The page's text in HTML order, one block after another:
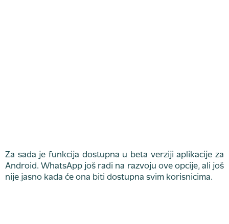
Za sada je funkcija dostupna u beta verziji aplikacije za
Android. WhatsApp još radi na razvoju ove opcije, ali još
nije jasno kada će ona biti dostupna svim korisnicima.